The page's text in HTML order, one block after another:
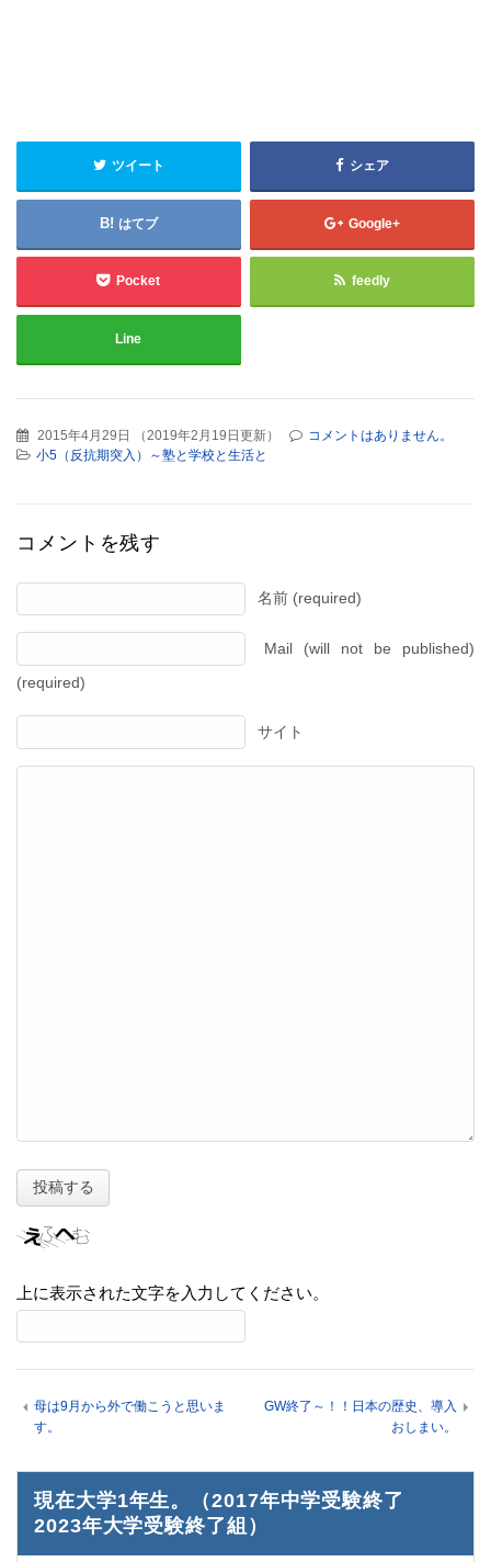
ツイート シェア
はてブ Google+
Pocket feedly
Line
2015年4月29日 （2019年2月19日更新）
コメントはありません。
小5（反抗期突入）～塾と学校と生活と
コメントを残す
名前 (required)
Mail (will not be published)
(required)
サイト
上に表示された文字を入力してください。
母は9月から外で働こうと思いま
す。
GW終了～！！日本の歴史、導入
おしまい。
現在大学1年生。（2017年中学受験終了
2023年大学受験終了組）